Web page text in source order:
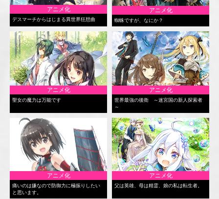
アニメ化
デスマーチからはじまる異世界狂想曲
アニメ化
蜘蛛ですが、なにか？
アニメ化
聖女の魔力は万能です
アニメ化
世界最強の後衛 ～迷宮国の新人探索者
～
アニメ化
痛いのは嫌なので防御力に極振りしたい
と思います。
アニメ化
父は英雄、母は精霊、娘の私は転生者。